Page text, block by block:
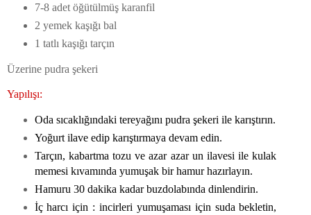
7-8 adet öğütülmüş karanfil
2 yemek kaşığı bal
1 tatlı kaşığı tarçın
Üzerine pudra şekeri
Yapılışı:
Oda sıcaklığındaki tereyağını pudra şekeri ile karıştırın.
Yoğurt ilave edip karıştırmaya devam edin.
Tarçın, kabartma tozu ve azar azar un ilavesi ile kulak
memesi kıvamında yumuşak bir hamur hazırlayın.
Hamuru 30 dakika kadar buzdolabında dinlendirin.
İç harcı için : incirleri yumuşaması için suda bekletin,